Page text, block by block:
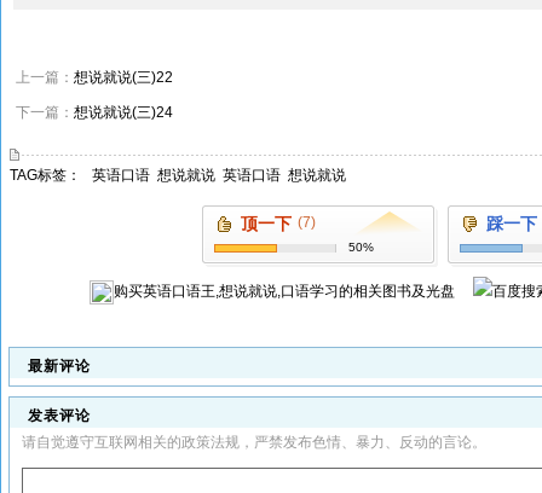
上一篇： 想说就说(三)22
下一篇： 想说就说(三)24
TAG标签： 英语口语 想说就说 英语口语 想说就说
顶一下 (7)
50%
踩一下
购买英语口语王,想说就说,口语学习 的相关图书及光盘
最新评论
发表评论
请自觉遵守互联网相关的政策法规，严禁发布色情、暴力、反动的言论。